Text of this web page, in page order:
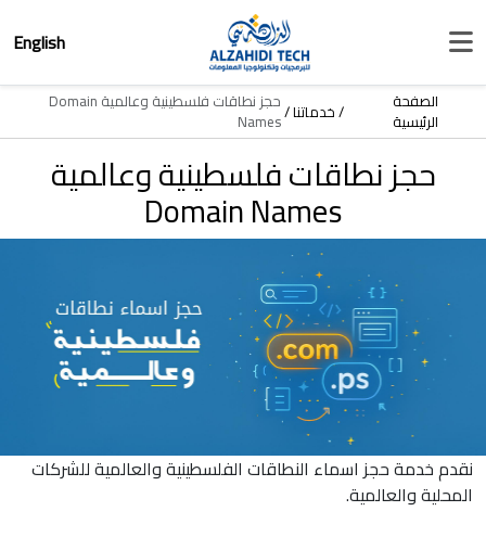
English
الصفحة
الرئيسية خدماتنا حجز نطاقات فلسطينية وعالمية Domain
Names
حجز نطاقات فلسطينية وعالمية
Domain Names
نقدم خدمة حجز اسماء النطاقات الفلسطينية والعالمية للشركات
المحلية والعالمية.